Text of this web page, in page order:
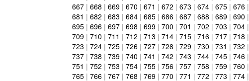
667| 668 | 669| 670 | 671 | 672 | 673 | 674| 675| 676|
681 | 682 | 683 | 684| 685| 686| 687| 688 | 689| 690 |
695| 696| 697| 698 | 699| 700 | 701 | 702 | 703 | 704|
709| 710 | 711 | 712 | 713 | 714| 715| 716| 717| 718 |
723 | 724| 725| 726| 727| 728 | 729| 730 | 731 | 732 |
737| 738 | 739| 740 | 741 | 742 | 743 | 744| 745| 746|
751 | 752 | 753 | 754| 755| 756| 757| 758 | 759| 760 |
765| 766| 767| 768 | 769| 770 | 771 | 772 | 773 | 774|